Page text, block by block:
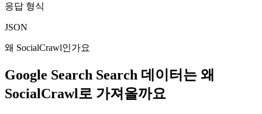
응답 형식
JSON
왜 SocialCrawl인가요
Google Search Search 데이터는 왜
SocialCrawl로 가져올까요